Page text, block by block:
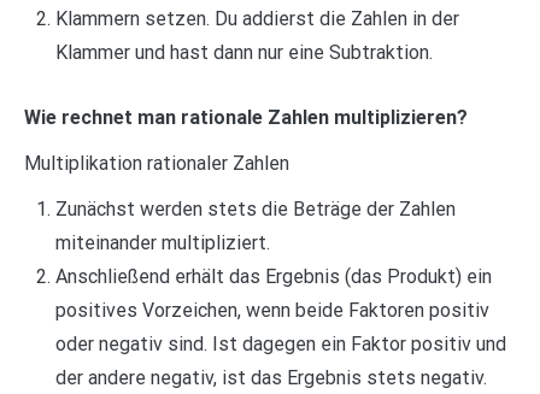
Klammern setzen. Du addierst die Zahlen in der
Klammer und hast dann nur eine Subtraktion.
Wie rechnet man rationale Zahlen multiplizieren?
Multiplikation rationaler Zahlen
Zunächst werden stets die Beträge der Zahlen
miteinander multipliziert.
Anschließend erhält das Ergebnis (das Produkt) ein
positives Vorzeichen, wenn beide Faktoren positiv
oder negativ sind. Ist dagegen ein Faktor positiv und
der andere negativ, ist das Ergebnis stets negativ.